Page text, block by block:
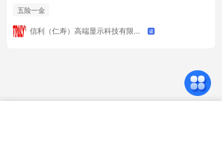
五险一金
信利（仁寿）高端显示科技有限公司